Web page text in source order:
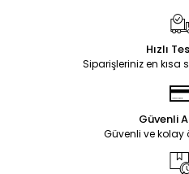
Hızlı
Siparişleriniz en kısa
Güvenli
Güvenli ve kolay